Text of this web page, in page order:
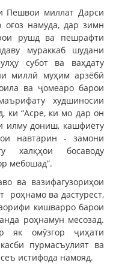
Пешвои миллат Дарси
оғоз намуда, дар зимн
рушд ва пешрафти
мураккаб шудани
субот ва ваҳдату
миллӣ муҳим арзёбӣ
ва ҷомеаро барои
худшиносии
ки “Асре, ки мо дар он
илму дониш, кашфиёту
навтарин - замони
халқҳои босаводу
мебошад”.
ва вазифагузориҳои
роҳнамо ва дастурест,
кишварро барои
роҳнамун месозад.
як омӯзгор ҷиҳати
пурмасъулият ва
истифода намояд.